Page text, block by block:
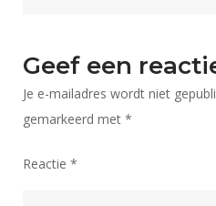
Geef een
Je e-mailadres wordt niet
gemarkeerd met *
Reactie *